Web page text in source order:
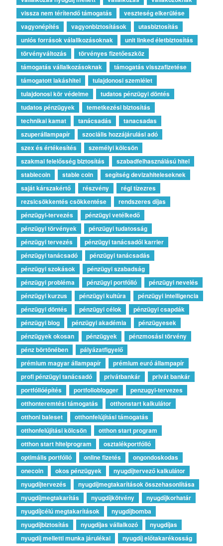
vissza nem térítendő támogatás
veszteség elkerülése
vagyonépítés
vagyonbiztosítások
utasbiztosítás
uniós források válallkozásoknak
unit linked életbiztosítás
törvényváltozás
törvényes fizetőeszköz
támogatás vállalkozásoknak
támogatás visszafizetése
támogatott lakáshitel
tulajdonosi szemlélet
tulajdonosi kör védelme
tudatos pénzügyi döntés
tudatos pénzügyek
temetkezési biztosítás
technikai kamat
tanácsadás
tanacsadas
szuperállampapír
szociális hozzájárulási adó
szex és értékesítés
személyi kölcsön
szakmai felelősség biztosítás
szabadfelhasználású hitel
stablecoin
stable coin
segítség devizahiteleseknek
saját kárszakértő
részvény
régi tízezres
rezsicsökkentés csökkentése
rendszeres díjas
pénzügyi-tervezés
pénzügyi vetélkedő
pénzügyi törvények
pénzügyi tudatosság
pénzügyi tervezés
pénzügyi tanácsadói karrier
pénzügyi tanácsadó
pénzügyi tanácsadás
pénzügyi szokások
pénzügyi szabadság
pénzügyi probléma
pénzügyi portfólió
pénzügyi nevelés
pénzügyi kurzus
pénzügyi kultúra
pénzügyi intelligencia
pénzügyi döntés
pénzügyi célok
pénzügyi csapdák
pénzügyi blog
pénzügyi akadémia
pénzügyesek
pénzügyek okosan
pénzügyek
pénzmosási törvény
pénz börtönében
pályázatfigyelő
prémium magyar állampapír
prémium euró állampapír
profi pénzügyi tanácsadó
privátbankár
privát bankár
portfólióépítés
portfolioblogger
penzugyi-tervezes
otthonteremtési támogatás
otthonstart kalkulátor
otthoni baleset
otthonfelújítási támogatás
otthonfelújítási kölcsön
otthon start program
otthon start hitelprogram
osztalékportfólió
optimális portfólió
online fizetés
ongondoskodas
onecoin
okos pénzügyek
nyugdíjtervező kalkulátor
nyugdíjtervezés
nyugdíjmegtakarítások összehasonlítása
nyugdíjmegtakarítás
nyugdíjkötvény
nyugdíjkorhatár
nyugdíjcélú megtakarítások
nyugdíjbomba
nyugdíjbiztosítás
nyugdíjas vállalkozó
nyugdíjas
nyugdíj melletti munka járulékai
nyugdíj előtakarékosság